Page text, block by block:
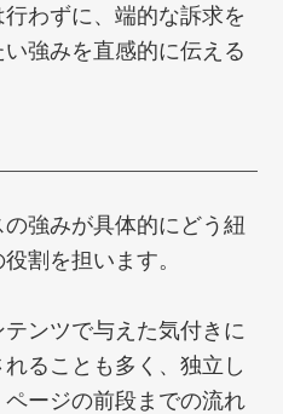
わずに、端的な訴求を
強みを直感的に伝える
強みが具体的にどう紐
割を担います。
ンツで与えた気付きに
ることも多く、独立し
ージの前段までの流れ